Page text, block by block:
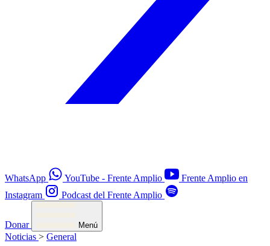
WhatsApp YouTube - Frente Amplio
Frente Amplio en
Instagram
Podcast del Frente Amplio
Donar Menú
Noticias > General